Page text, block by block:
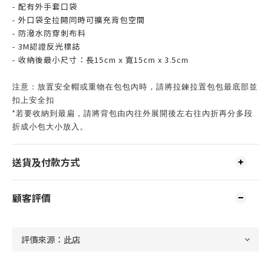
- 配有外手套口袋
- 外口袋全拉開同時可擴充背包空間
- 防潑水防穿刺布料
- 3M認證反光標誌
- 收納後最小尺寸：長15cm x 寬15cm x 3.5cm
注意：放置安全帽或重物在包包內時，請將拉鍊拉置包包最底部並
扣上安全扣
*若要收納到最扁，請將背包由內往外展開後左右往內折再分多段
折成小包大小放入。
送貨及付款方式
顧客評價